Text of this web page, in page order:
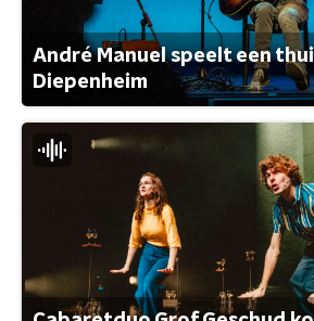
André Manuel speelt een
Diepenheim